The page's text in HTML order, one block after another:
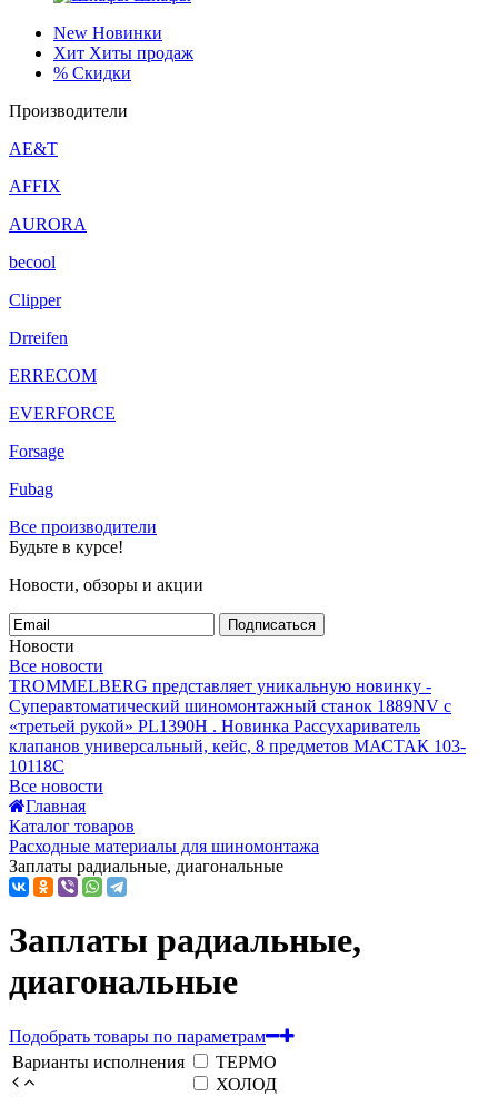
New Новинки
Хит Хиты продаж
% Скидки
Производители
AE&T
AFFIX
AURORA
becool
Clipper
Drreifen
ERRECOM
EVERFORCE
Forsage
Fubag
Все производители
Будьте в курсе!
Новости, обзоры и акции
Подписаться
Новости
Все новости
TROMMELBERG представляет уникальную новинку -
Суперавтоматический шиномонтажный станок 1889NV с
«третьей рукой» PL1390H . Новинка Рассухариватель
клапанов универсальный, кейс, 8 предметов МАСТАК 103-
10118C
Все новости
Главная
Каталог товаров
Расходные материалы для шиномонтажа
Заплаты радиальные, диагональные
Заплаты радиальные,
диагональные
Подобрать товары по параметрам
Варианты исполнения
ТЕРМО
ХОЛОД